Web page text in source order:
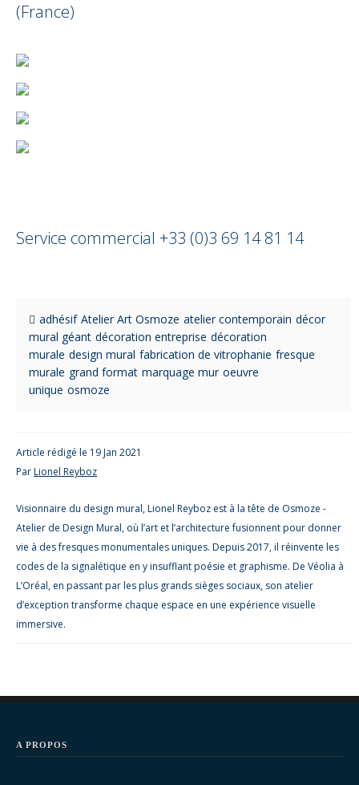
(France)
Service commercial +33 (0)3 69 14 81 14
adhésif Atelier Art Osmoze atelier contemporain décor
mural géant décoration entreprise décoration
murale design mural fabrication de vitrophanie fresque
murale grand format marquage mur oeuvre
unique osmoze
Article rédigé le 19 Jan 2021
ParLionel Reyboz
Visionnaire du design mural, Lionel Reyboz est à la tête de Osmoze -
Atelier de Design Mural, où l’art et l’architecture fusionnent pour donner
vie à des fresques monumentales uniques. Depuis 2017, il réinvente les
codes de la signalétique en y insufflant poésie et graphisme. De Véolia à
L’Oréal, en passant par les plus grands sièges sociaux, son atelier
d’exception transforme chaque espace en une expérience visuelle
immersive.
A PROPOS